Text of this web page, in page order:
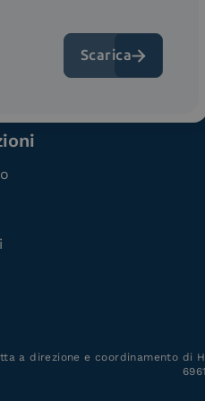
a direzione e coordinamento di